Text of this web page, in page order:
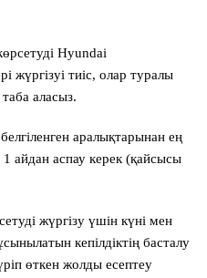
Hyundai
жүргізуі тиіс, олар туралы
аласыз.
аралықтарынан ең
1 айдан аспау керек (қайсысы
жүргізу үшін күні мен
кепілдіктің басталу
өткен жолды есептеу